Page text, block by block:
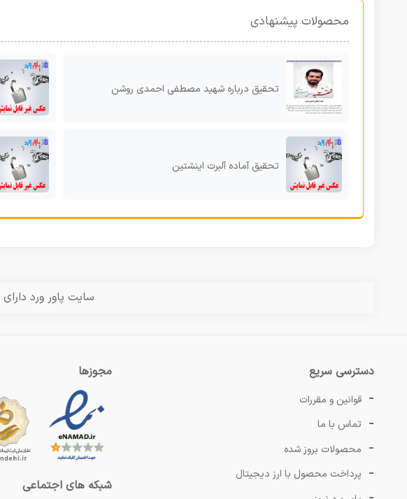
محصولات پیشنهادی
تحقیق درباره شهید مصطفی احمدی روشن
تحقیق آماده آلبرت اینشتین
سایت پاور ورد دارای
دسترسی سریع
قوانین و مقررات
تماس با ما
محصولات بروز شده
پرداخت محصول با ارز دیجیتال
مجوزها
شبکه های اجتماعی